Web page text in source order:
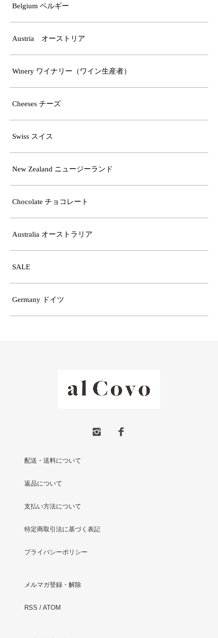
Belgium ベルギー
Austria オーストリア
Winery ワイナリー（ワイン生産者）
Cheeses チーズ
Swiss スイス
New Zealand ニュージーランド
Chocolate チョコレート
Australia オーストラリア
SALE
Germany ドイツ
配送・送料について
返品について
支払い方法について
特定商取引法に基づく表記
プライバシーポリシー
メルマガ登録・解除
RSS / ATOM